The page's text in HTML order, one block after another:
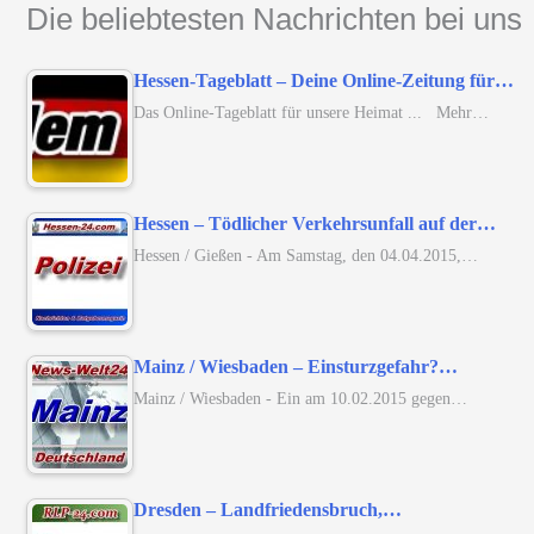
Die beliebtesten Nachrichten bei
Hessen-Tageblatt – Deine Online-Zeitung für…
Das Online-Tageblatt für unsere Heimat ... Mehr…
Hessen – Tödlicher Verkehrsunfall auf der…
Hessen / Gießen - Am Samstag, den 04.04.2015,…
Mainz / Wiesbaden – Einsturzgefahr?…
Mainz / Wiesbaden - Ein am 10.02.2015 gegen…
Dresden – Landfriedensbruch,…